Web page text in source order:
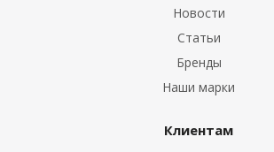
Новости
Статьи
Бренды
Наши марки
Клиентам